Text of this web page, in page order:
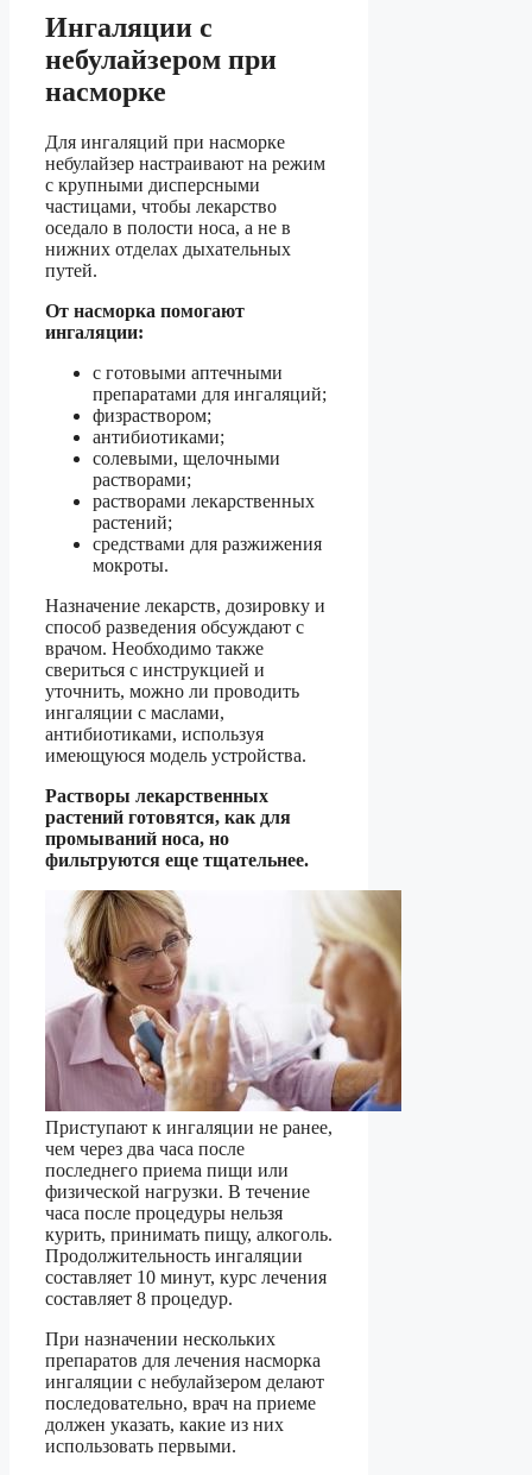
Ингаляции с
небулайзером при
насморке
Для ингаляций при насморке
небулайзер настраивают на режим
с крупными дисперсными
частицами, чтобы лекарство
оседало в полости носа, а не в
нижних отделах дыхательных
путей.
От насморка помогают
ингаляции:
с готовыми аптечными
препаратами для ингаляций;
физраствором;
антибиотиками;
солевыми, щелочными
растворами;
растворами лекарственных
растений;
средствами для разжижения
мокроты.
Назначение лекарств, дозировку и
способ разведения обсуждают с
врачом. Необходимо также
свериться с инструкцией и
уточнить, можно ли проводить
ингаляции с маслами,
антибиотиками, используя
имеющуюся модель устройства.
Растворы лекарственных
растений готовятся, как для
промываний носа, но
фильтруются еще тщательнее.
Приступают к ингаляции не ранее,
чем через два часа после
последнего приема пищи или
физической нагрузки. В течение
часа после процедуры нельзя
курить, принимать пищу, алкоголь.
Продолжительность ингаляции
составляет 10 минут, курс лечения
составляет 8 процедур.
При назначении нескольких
препаратов для лечения насморка
ингаляции с небулайзером делают
последовательно, врач на приеме
должен указать, какие из них
использовать первыми.